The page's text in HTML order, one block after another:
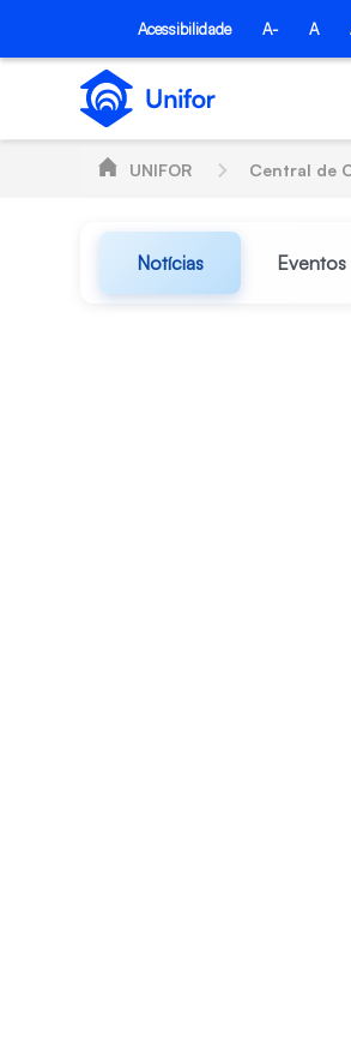
Pular para o Conteúdo principal
Acessibilidade A- A
UNIFOR Central de
Notícias Eventos